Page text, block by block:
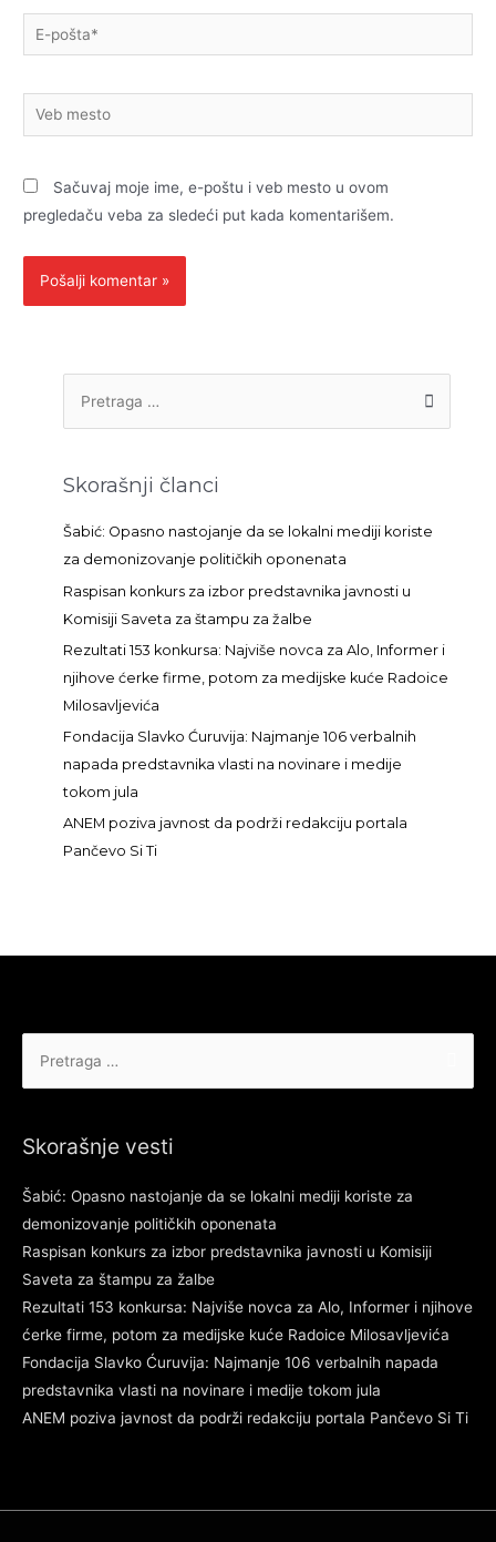
E-
pošta*
Veb
mesto
Sačuvaj moje ime, e-poštu i veb mesto u ovom
pregledaču veba za sledeći put kada komentarišem.
r
a
Skorašnji članci
Šabić: Opasno nastojanje da se lokalni mediji koriste
za demonizovanje političkih oponenata
Raspisan konkurs za izbor predstavnika javnosti u
Komisiji Saveta za štampu za žalbe
Rezultati 153 konkursa: Najviše novca za Alo, Informer i
njihove ćerke firme, potom za medijske kuće Radoice
Milosavljevića
Fondacija Slavko Ćuruvija: Najmanje 106 verbalnih
napada predstavnika vlasti na novinare i medije
tokom jula
ANEM poziva javnost da podrži redakciju portala
Pančevo Si Ti
Skorašnje vesti
Šabić: Opasno nastojanje da se lokalni mediji koriste za
demonizovanje političkih oponenata
Raspisan konkurs za izbor predstavnika javnosti u Komisiji
Saveta za štampu za žalbe
Rezultati 153 konkursa: Najviše novca za Alo, Informer i njihove
ćerke firme, potom za medijske kuće Radoice Milosavljevića
Fondacija Slavko Ćuruvija: Najmanje 106 verbalnih napada
predstavnika vlasti na novinare i medije tokom jula
ANEM poziva javnost da podrži redakciju portala Pančevo Si Ti